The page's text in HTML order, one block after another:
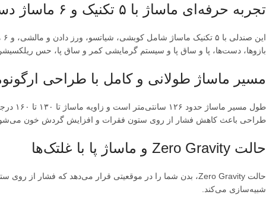
تجربه حرفه‌ای ماساژ با ۵ تکنیک و ۶ ماساژ دستی
بازوها، دست‌ها، پا و ساق پا و سیستم گرمایشی کمر و ساق پا، حس
مسیر ماساژ طولانی و کامل با طراحی
طراحی باعث کاهش فشار از روی ستون فقرات و افزایش گردش خون
حالت Zero Gravity و ماساژ پا با غلتک‌ها
شبیه‌سازی می‌کند.